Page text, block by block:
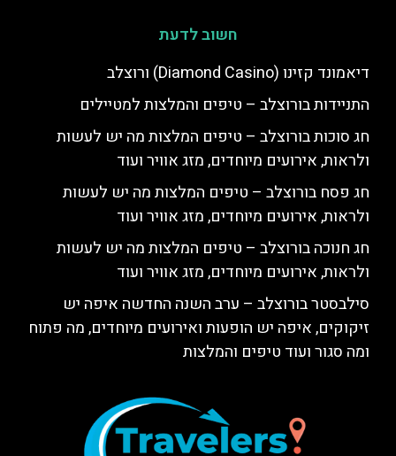
חשוב לדעת
דיאמונד קזינו (Diamond Casino) ורוצלב
התניידות בורוצלב – טיפים והמלצות למטיילים
חג סוכות בורוצלב – טיפים המלצות מה יש לעשות
ולראות, אירועים מיוחדים, מזג אוויר ועוד
חג פסח בורוצלב – טיפים המלצות מה יש לעשות
ולראות, אירועים מיוחדים, מזג אוויר ועוד
חג חנוכה בורוצלב – טיפים המלצות מה יש לעשות
ולראות, אירועים מיוחדים, מזג אוויר ועוד
סילבסטר בורוצלב – ערב השנה החדשה איפה יש
זיקוקים, איפה יש הופעות ואירועים מיוחדים, מה פתוח
ומה סגור ועוד טיפים והמלצות